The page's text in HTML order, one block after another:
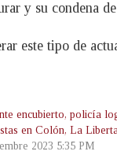
y su condena
este tipo de
encubierto, policía
en Colón, La
2023 5:35 PM